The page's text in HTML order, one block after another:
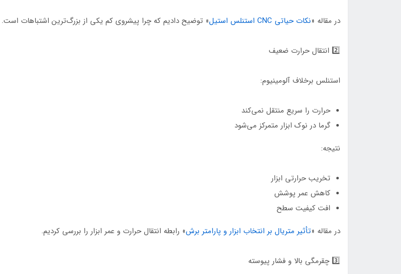
در مقاله «نکات حیاتی CNC استنلس استیل » توضیح دادیم که چرا پیشروی کم یکی از بزرگ‌ترین اشتباهات است.
2️⃣ انتقال حرارت ضعیف
استنلس برخلاف آلومینیوم:
حرارت را سریع منتقل نمی‌کند
گرما در نوک ابزار متمرکز می‌شود
نتیجه:
تخریب حرارتی ابزار
کاهش عمر پوشش
افت کیفیت سطح
در مقاله «تأثیر متریال بر انتخاب ابزار و پارامتر برش» رابطه انتقال حرارت و عمر ابزار را بررسی کردیم.
3️⃣ چقرمگی بالا و فشار پیوسته